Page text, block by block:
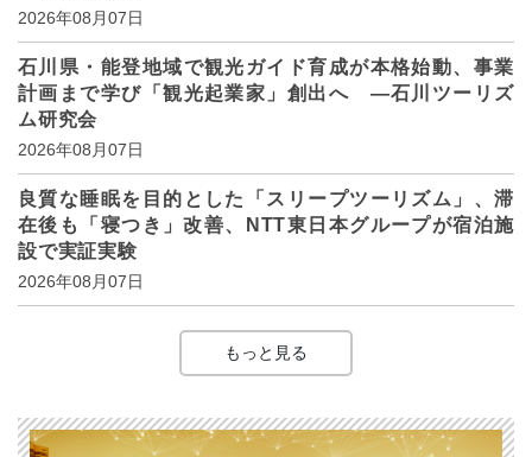
2026年08月07日
石川県・能登地域で観光ガイド育成が本格始動、事業
計画まで学び「観光起業家」創出へ ―石川ツーリズ
ム研究会
2026年08月07日
良質な睡眠を目的とした「スリープツーリズム」、滞
在後も「寝つき」改善、NTT東日本グループが宿泊施
設で実証実験
2026年08月07日
もっと見る